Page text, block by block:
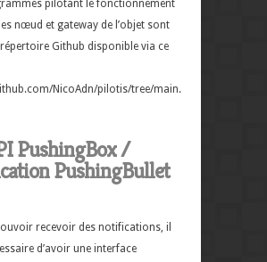
pilotant le fonctionnement
nœud et gateway de l’objet sont
Github disponible via ce
NicoAdn/pilotis/tree/main.
PushingBox /
PushingBullet
recevoir des notifications, il
d’avoir une interface